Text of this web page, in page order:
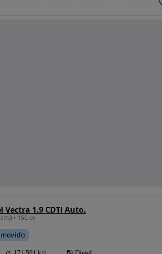
Vectra 1.9 CDTi Auto.
• 150 cv